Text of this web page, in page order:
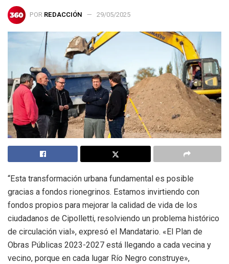
POR REDACCIÓN 29/05/2025
“Esta transformación urbana fundamental es posible
gracias a fondos rionegrinos. Estamos invirtiendo con
fondos propios para mejorar la calidad de vida de los
ciudadanos de Cipolletti, resolviendo un problema histórico
de circulación vial», expresó el Mandatario. «El Plan de
Obras Públicas 2023-2027 está llegando a cada vecina y
vecino, porque en cada lugar Río Negro construye»,